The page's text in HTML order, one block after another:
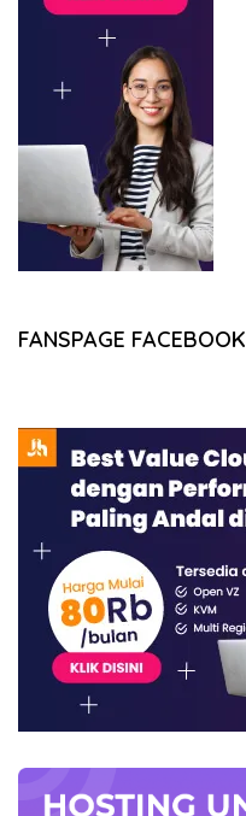
FANSPAGE FACEBOOK